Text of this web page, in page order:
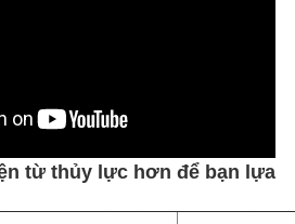
từ thủy lực hơn để bạn lựa